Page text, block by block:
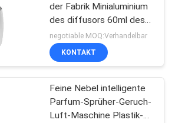
der Fabrik Minialuminium
des diffusors 60ml des
direkten
negotiable MOQ:Verhandelbar
KONTAKT
Feine Nebel intelligente
Parfum-Sprüher-Geruch-
Luft-Maschine Plastik-